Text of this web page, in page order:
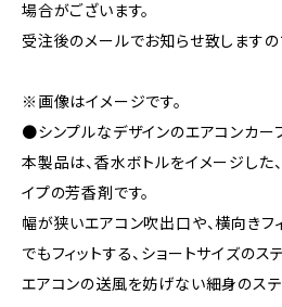
場合がございます。
受注後のメールでお知らせ致しますの
※画像はイメージです。
●シンプルなデザインのエアコンカー
本製品は、香水ボトルをイメージした
イプの芳香剤です。
幅が狭いエアコン吹出口や、横向きフ
でもフィットする、ショートサイズのス
エアコンの送風を妨げない細身のス